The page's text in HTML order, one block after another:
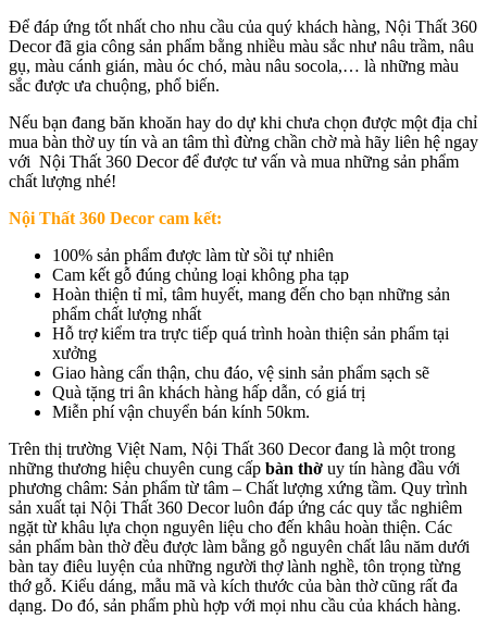
Để đáp ứng tốt nhất cho nhu cầu của quý khách hàng, Nội Thất 360
Decor đã gia công sản phẩm bằng nhiều màu sắc như nâu trầm, nâu
gụ, màu cánh gián, màu óc chó, màu nâu socola,… là những màu
sắc được ưa chuộng, phổ biến.
Nếu bạn đang băn khoăn hay do dự khi chưa chọn được một địa chỉ
mua bàn thờ uy tín và an tâm thì đừng chần chờ mà hãy liên hệ ngay
với Nội Thất 360 Decor để được tư vấn và mua những sản phẩm
chất lượng nhé!
Nội Thất 360 Decor cam kết:
100% sản phẩm được làm từ sồi tự nhiên
Cam kết gỗ đúng chủng loại không pha tạp
Hoàn thiện tỉ mỉ, tâm huyết, mang đến cho bạn những sản
phẩm chất lượng nhất
Hỗ trợ kiểm tra trực tiếp quá trình hoàn thiện sản phẩm tại
xưởng
Giao hàng cẩn thận, chu đáo, vệ sinh sản phẩm sạch sẽ
Quà tặng tri ân khách hàng hấp dẫn, có giá trị
Miễn phí vận chuyển bán kính 50km.
Trên thị trường Việt Nam, Nội Thất 360 Decor đang là một trong
những thương hiệu chuyên cung cấp bàn thờ uy tín hàng đầu với
phương châm: Sản phẩm từ tâm – Chất lượng xứng tầm. Quy trình
sản xuất tại Nội Thất 360 Decor luôn đáp ứng các quy tắc nghiêm
ngặt từ khâu lựa chọn nguyên liệu cho đến khâu hoàn thiện. Các
sản phẩm bàn thờ đều được làm bằng gỗ nguyên chất lâu năm dưới
bàn tay điêu luyện của những người thợ lành nghề, tôn trọng từng
thớ gỗ. Kiểu dáng, mẫu mã và kích thước của bàn thờ cũng rất đa
dạng. Do đó, sản phẩm phù hợp với mọi nhu cầu của khách hàng.